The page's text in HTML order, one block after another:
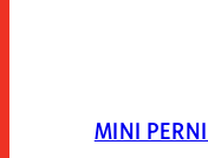
MINI